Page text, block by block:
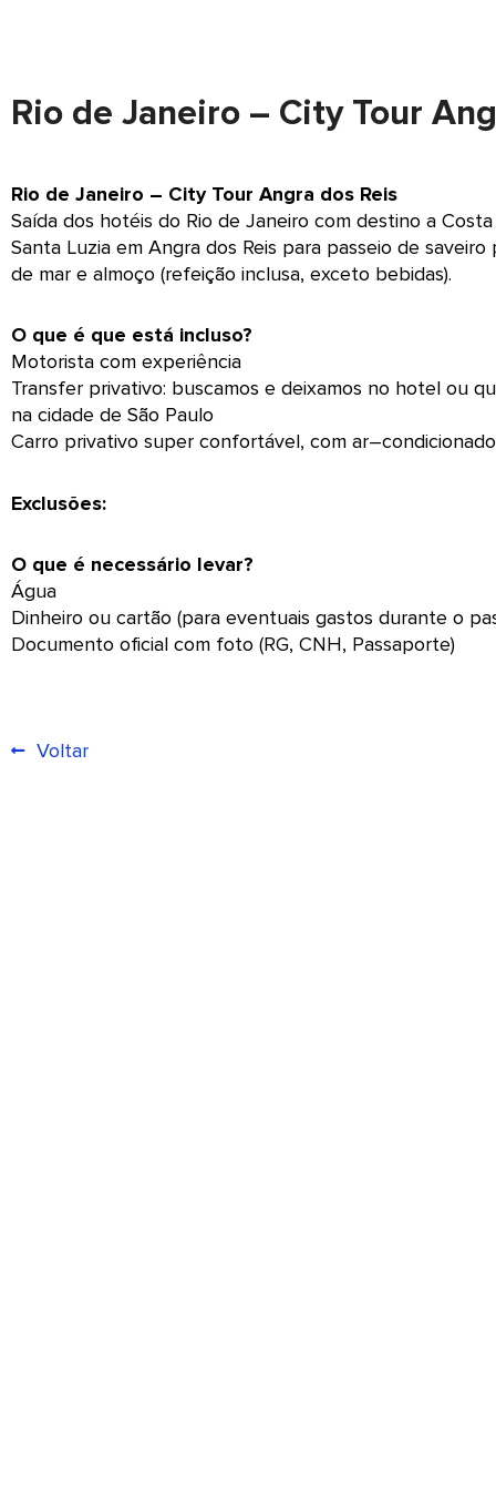
Rio de Janeiro – City Tour
Rio de Janeiro – City Tour Angra dos Reis
Saída dos hotéis do Rio de Janeiro com destino a
Santa Luzia em Angra dos Reis para passeio de
de mar e almoço (refeição inclusa, exceto bebidas).
O que é que está incluso?
Motorista com experiência
Transfer privativo: buscamos e deixamos no hotel ou
na cidade de São Paulo
Carro privativo super confortável, com ar–condicionado
Exclusões:
O que é necessário levar?
Água
Dinheiro ou cartão (para eventuais gastos durante o
Documento oficial com foto (RG, CNH, Passaporte)
Voltar